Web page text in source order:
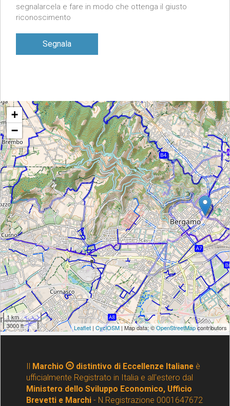
segnalarcela e fare in modo che ottenga il giusto
riconoscimento
Segnala
Marchio distintivo di Eccellenze Italianeè
ufficialmente Registrato in Italia e all'estero dal
Ministero dello Sviluppo Economico, Ufficio
Brevetti e Marchi - N.Registrazione 0001647672